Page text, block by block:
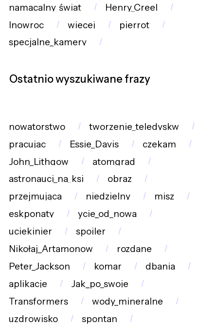
namacalny_świat
Henry_Creel
Inowroc
wiecej
pierrot
specjalne_kamery
Ostatnio wyszukiwane frazy
nowatorstwo
tworzenie_teledyskw
pracujac
Essie_Davis
czekam
John_Lithgow
atomgrad
astronauci_na_ksi
obraz
przejmująca
niedzielny
misz
eskponaty
ycie_od_nowa
uciekinier
spoiler
Nikołaj_Artamonow
rozdane
Peter_Jackson
komar
dbania
aplikacje
Jak_po_swoje
Transformers
wody_mineralne
uzdrowisko
spontan